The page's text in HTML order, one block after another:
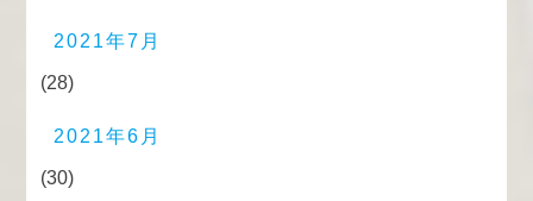
2021年7月
(28)
2021年6月
(30)